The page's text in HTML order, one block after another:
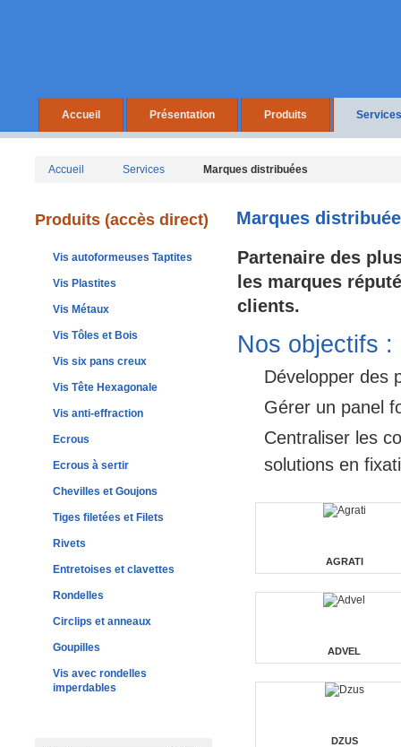
Accueil Présentation Produits Services
Accueil Services Marques distribuées
Produits (accès direct)
Vis autoformeuses Taptites
Vis Plastites
Vis Métaux
Vis Tôles et Bois
Vis six pans creux
Vis Tête Hexagonale
Vis anti-effraction
Ecrous
Ecrous à sertir
Chevilles et Goujons
Tiges filetées et Filets
Rivets
Entretoises et clavettes
Rondelles
Circlips et anneaux
Goupilles
Vis avec rondelles
imperdables
Marques
Partenaire des
les marques
clients.
Nos objectifs :
Développer des
Gérer un panel
Centraliser les
solutions en
AGRATI
ADVEL
DZUS